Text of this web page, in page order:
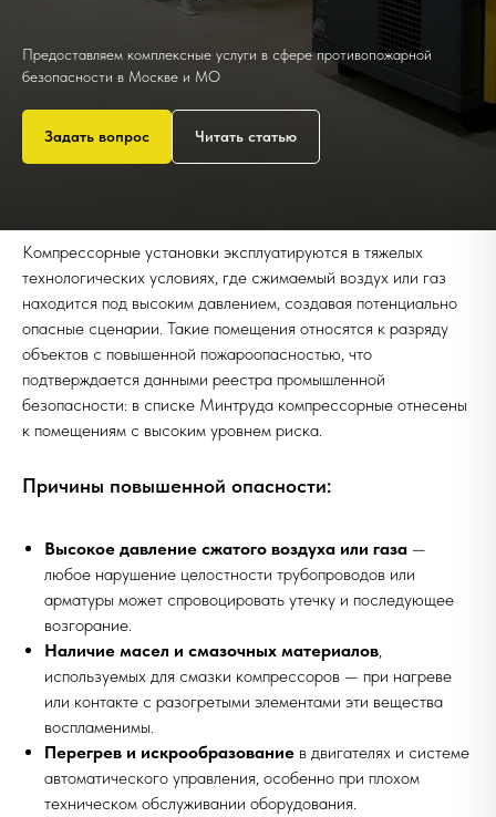
Предоставляем комплексные услуги в сфере противопожарной
безопасности в Москве и МО
Задать вопрос Читать статью
Компрессорные установки эксплуатируются в тяжелых
технологических условиях, где сжимаемый воздух или газ
находится под высоким давлением, создавая потенциально
опасные сценарии. Такие помещения относятся к разряду
объектов с повышенной пожароопасностью, что
подтверждается данными реестра промышленной
безопасности: в списке Минтруда компрессорные отнесены
к помещениям с высоким уровнем риска.
Причины повышенной опасности:
Высокое давление сжатого воздуха или газа —
любое нарушение целостности трубопроводов или
арматуры может спровоцировать утечку и последующее
возгорание.
Наличие масел и смазочных материалов,
используемых для смазки компрессоров — при нагреве
или контакте с разогретыми элементами эти вещества
воспламенимы.
Перегрев и искрообразование в двигателях и системе
автоматического управления, особенно при плохом
техническом обслуживании оборудования.